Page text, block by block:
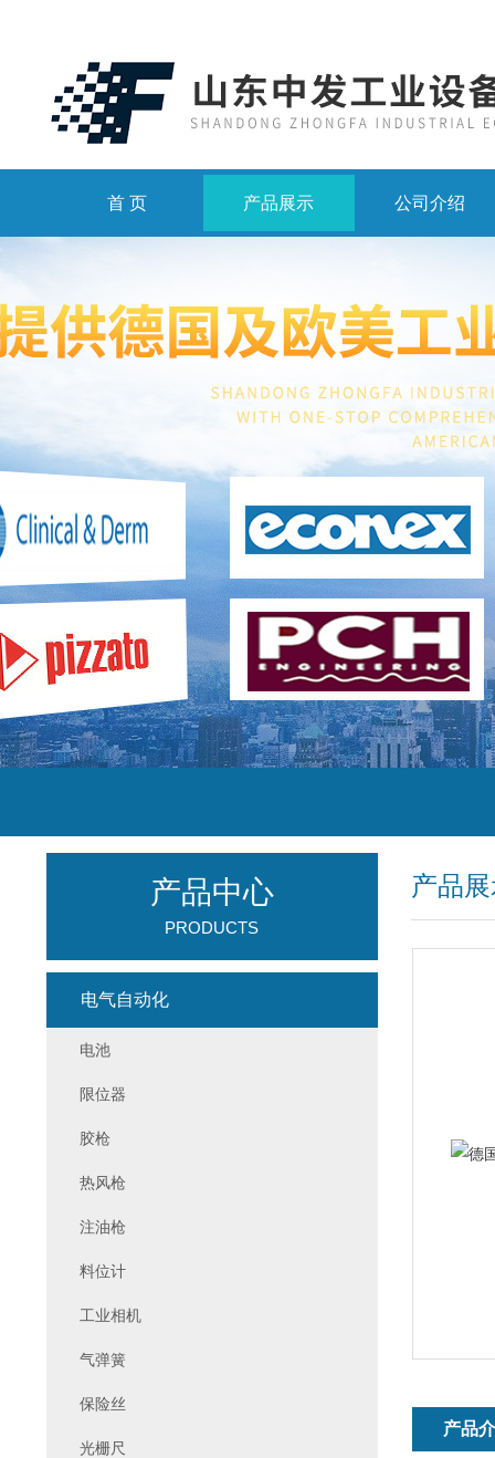
首 页 产品展示 公司介绍
产品
产品
产品中心
PRODUCTS
电气自动化
电池
限位器
胶枪
热风枪
注油枪
料位计
工业相机
气弹簧
保险丝
光栅尺